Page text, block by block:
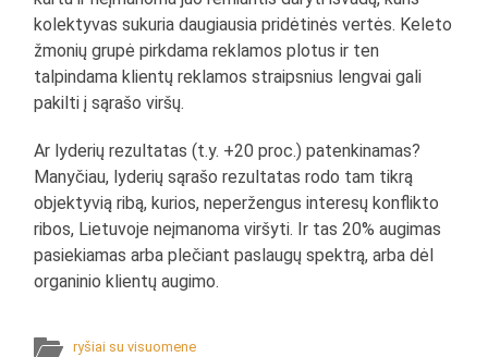
kolektyvas sukuria daugiausia pridėtinės vertės. Keleto
žmonių grupė pirkdama reklamos plotus ir ten
talpindama klientų reklamos straipsnius lengvai gali
pakilti į sąrašo viršų.
Ar lyderių rezultatas (t.y. +20 proc.) patenkinamas?
Manyčiau, lyderių sąrašo rezultatas rodo tam tikrą
objektyvią ribą, kurios, neperžengus interesų konflikto
ribos, Lietuvoje neįmanoma viršyti. Ir tas 20% augimas
pasiekiamas arba plečiant paslaugų spektrą, arba dėl
organinio klientų augimo.
ryšiai su visuomene